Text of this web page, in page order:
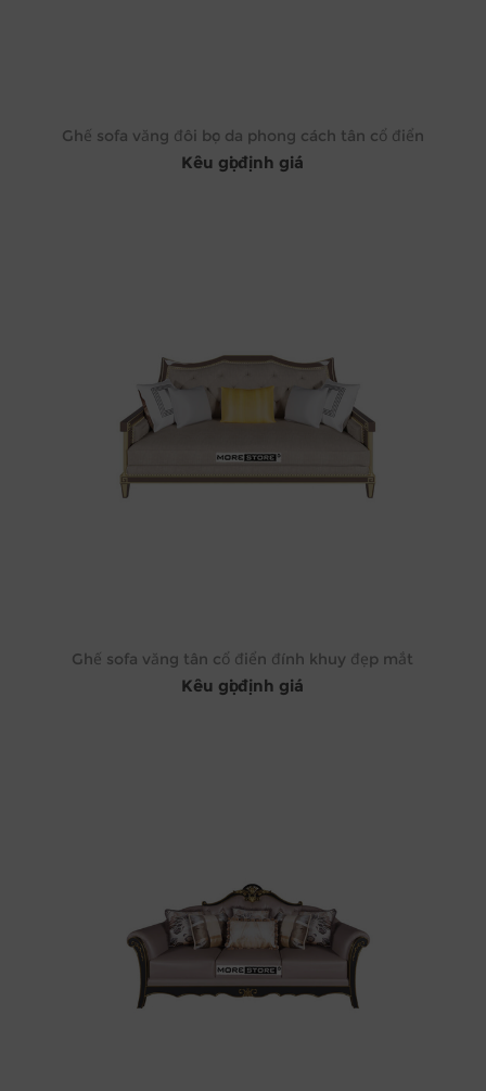
Ghế sofa văng đôi bọc da phong cách tân cổ điển
Kêu gọi định giá
Ghế sofa văng tân cổ điển đính khuy đẹp mắt
Kêu gọi định giá